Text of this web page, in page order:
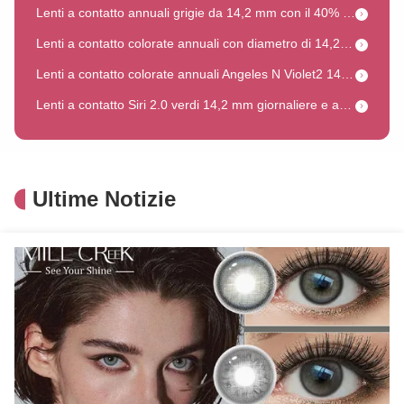
Millcreek Diamond Sugar Brown 14,5 mm Disegno annuale Lenti usa e getta giornaliere con tono marrone caldo e certificazione CE & ISO
Lenti a contatto di colore annuale Cleopatra Hazel con diametro di 14,2 mm e curva di base di 8,5 per la profondità naturale dell'occhio
Disegno annuale di ambra nera 14,5 mm di diametro, curva di base 8,5 CE ISO
Lenti a contatto colorate annuali con 40% di contenuto d'acqua, diametro 14,2 mm e curvatura base 8,5 per una vestibilità naturale
Lenti a contatto colorate con 40% di acqua, curva di base 8.5, CE ISO Annuale
Ultime Notizie